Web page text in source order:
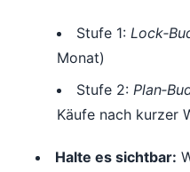
Stufe 1:
Monat)
Stufe 2:
Käufe nach kurzer
Halte es sichtbar: